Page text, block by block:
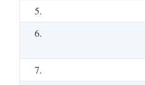
5.
6.
7.